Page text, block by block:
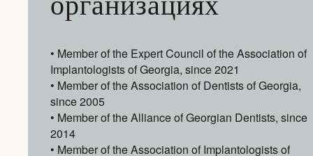
организациях
• Member of the Expert Council of the Association of
Implantologists of Georgia, since 2021
• Member of the Association of Dentists of Georgia,
since 2005
• Member of the Alliance of Georgian Dentists, since
2014
• Member of the Association of Implantologists of